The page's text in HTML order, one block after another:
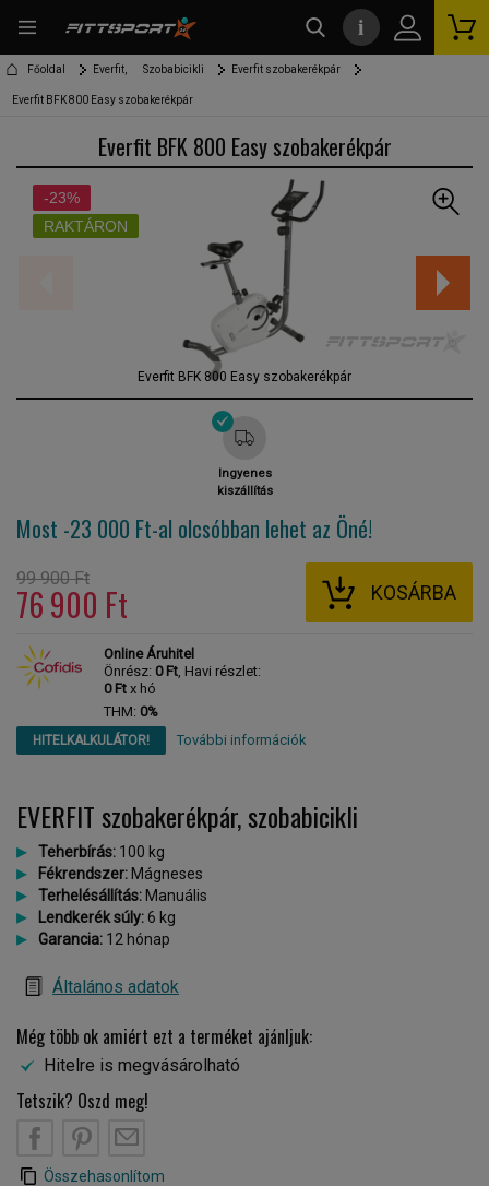
Főoldal Everfit, Szobabicikli Everfit szobakerékpár
Everfit BFK 800 Easy szobakerékpár
Everfit BFK 800 Easy szobakerékpár
-23%
RAKTÁRON
Everfit BFK 800 Easy szobakerékpár
Ingyenes
kiszállítás
Most -23 000 Ft-al olcsóbban lehet az Öné!
99 900 Ft
76 900 Ft KOSÁRBA
Online Áruhitel
Önrész: 0 Ft, Havi részlet:
0 Ft x hó
THM: 0%
HITELKALKULÁTOR! További információk
EVERFIT szobakerékpár, szobabicikli
Teherbírás: 100 kg
Fékrendszer: Mágneses
Terhelésállítás: Manuális
Lendkerék súly:6 kg
Garancia: 12 hónap
Általános adatok
Még több ok amiért ezt a terméket ajánljuk:
Hitelre is megvásárolható
Tetszik? Oszd meg!
Összehasonlítom
i
kereső